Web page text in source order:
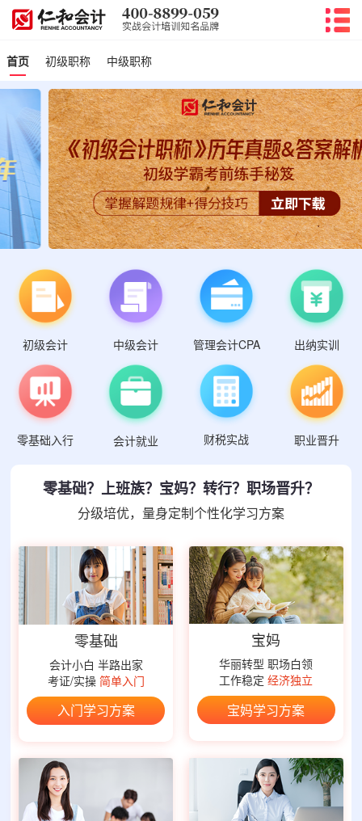
首页 初级职称 中级职称
初级会计 中级会计 管理会计CPA 出纳实训
零基础入行 会计就业 财税实战 职业晋升
零基础？上班族？宝妈？转行？职场晋升？
分级培优，量身定制个性化学习方案
零基础
会计小白 半路出家
考证/实操 简单入门
入门学习方案
宝妈
华丽转型 职场白领
工作稳定经济独立
宝妈学习方案